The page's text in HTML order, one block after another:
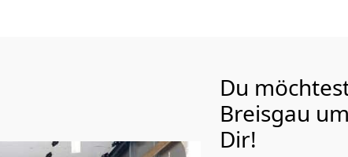
Du
Breisgau
Dir!